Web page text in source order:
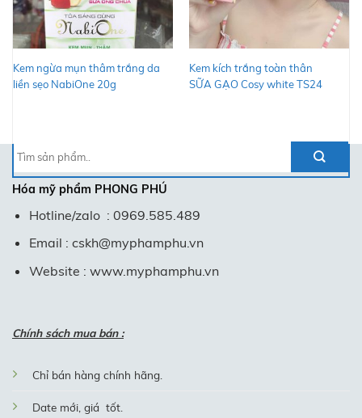
Kem ngừa mụn thâm trắng da
liền sẹo NabiOne 20g
Kem kích trắng toàn thân
SỮA GẠO Cosy white TS24
Tìm
kiếm:
Hóa mỹ phẩm PHONG PHÚ
Hotline/zalo : 0969.585.489
Email : cskh@myphamphu.vn
Website : www.myphamphu.vn
Chính sách mua bán :
Chỉ bán hàng chính hãng.
Date mới, giá tốt.